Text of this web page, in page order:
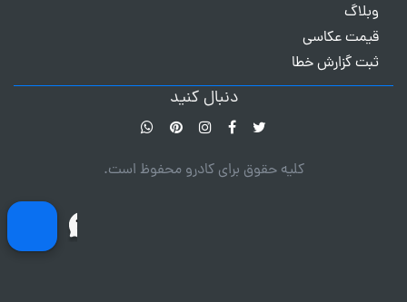
وبلاگ
قیمت عکاسی
ثبت گزارش خطا
دنبال کنید
کلیه حقوق برای کادرو محفوظ است.